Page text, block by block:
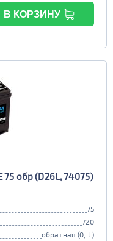
В КОРЗИНУ
75 обр (D26L, 74075)
75
720
обратная (0, L)